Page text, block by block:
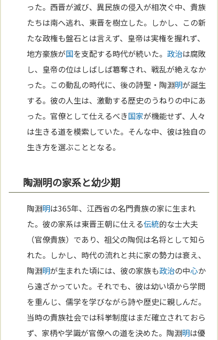
った。西晋が滅び、異民族の侵入が相次ぐ中、貴族
たちは南へ逃れ、東晋を樹立した。しかし、この新
たな政権も盤石とは言えず、皇帝は実権を握れず、
地方豪族が国を支配する時代が続いた。 政治は腐敗
し、皇帝の位はしばしば簒奪され、戦乱が絶えなか
った。この動乱の時代に、後の詩聖・陶淵明が誕生
する。彼の人生は、激動する歴史のうねりの中にあ
った。官僚として仕えるべき国家が機能せず、人々
は生きる道を模索していた。そんな中、彼は独自の
生き方を選ぶこととなる。
陶淵明の家系と幼少期
陶淵明は365年、江西省の名門貴族の家に生まれ
た。彼の家系は東晋王朝に仕える伝統的な士大夫
（官僚貴族）であり、祖父の陶侃は名将として知ら
れた。しかし、時代の流れと共に家の勢力は衰え、
陶淵明が生まれた頃には、彼の家族も政治の中心か
ら遠ざかっていた。それでも、彼は幼い頃から学問
を重んじ、儒学を学びながら詩や歴史に親しんだ。
当時の貴族社会では科挙制度はまだ確立されておら
ず、家柄や学識が官僚への道を決めた。陶淵明は優